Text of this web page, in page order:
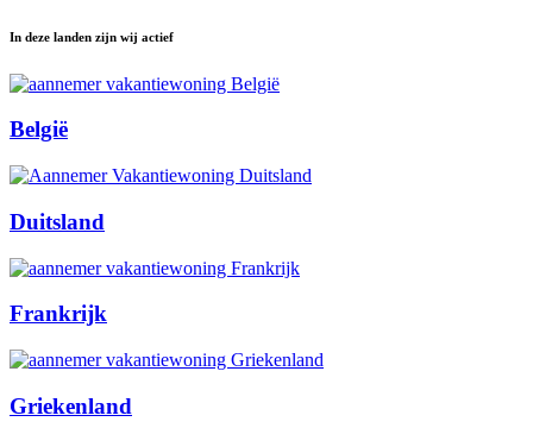
In deze landen zijn wij actief
België
Duitsland
Frankrijk
Griekenland